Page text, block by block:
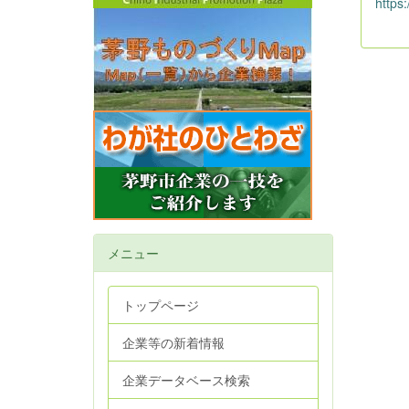
メニュー
トップページ
企業等の新着情報
企業データベース検索